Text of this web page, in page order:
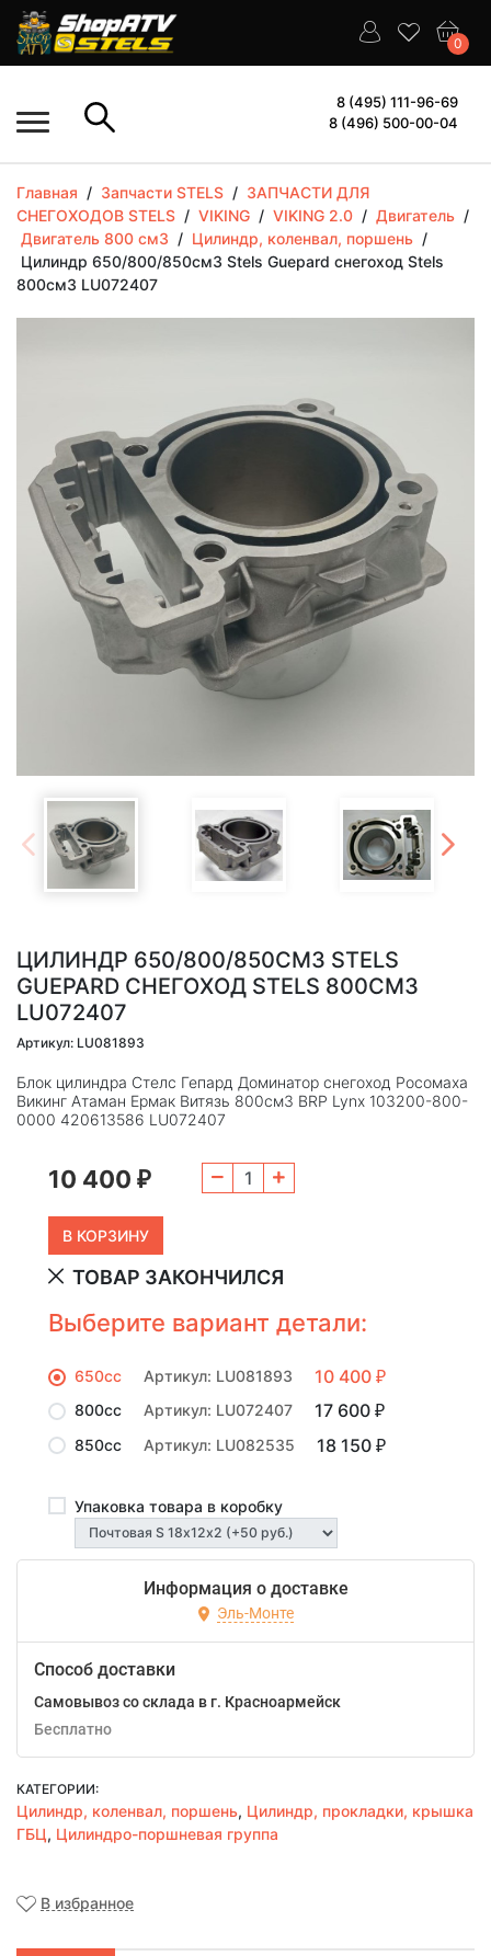
0
8 (495) 111-96-69
8 (496) 500-00-04
Главная / Запчасти STELS / ЗАПЧАСТИ ДЛЯ
СНЕГОХОДОВ STELS / VIKING / VIKING 2.0 / Двигатель /
Двигатель 800 см3 / Цилиндр, коленвал, поршень /
Цилиндр 650/800/850см3 Stels Guepard снегоход Stels
800см3 LU072407
ЦИЛИНДР 650/800/850СМ3 STELS
GUEPARD СНЕГОХОД STELS 800СМ3
LU072407
Артикул: LU081893
Блок цилиндра Стелс Гепард Доминатор снегоход Росомаха
Викинг Атаман Ермак Витязь 800см3 BRP Lynx 103200-800-
0000 420613586 LU072407
10 400 ₽
ТОВАР ЗАКОНЧИЛСЯ
Выберите вариант детали:
650сс Артикул: LU081893 10 400 ₽
800сс
Артикул: LU072407 17 600 ₽
850сс
Артикул: LU082535 18 150 ₽
Упаковка товара в коробку
Информация о доставке
Эль-Монте
Способ доставки
Самовывоз со склада в г. Красноармейск
Бесплатно
КАТЕГОРИИ:
Цилиндр, коленвал, поршень, Цилиндр, прокладки, крышка
ГБЦ, Цилиндро-поршневая группа
В избранное